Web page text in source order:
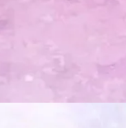
מוכנים להכניס קסם
עם ההדרכה